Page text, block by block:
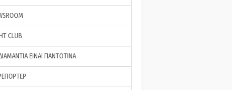
CLUB
ΕΙΝΑΙ ΠΑΝΤΟΤΙΝΑ